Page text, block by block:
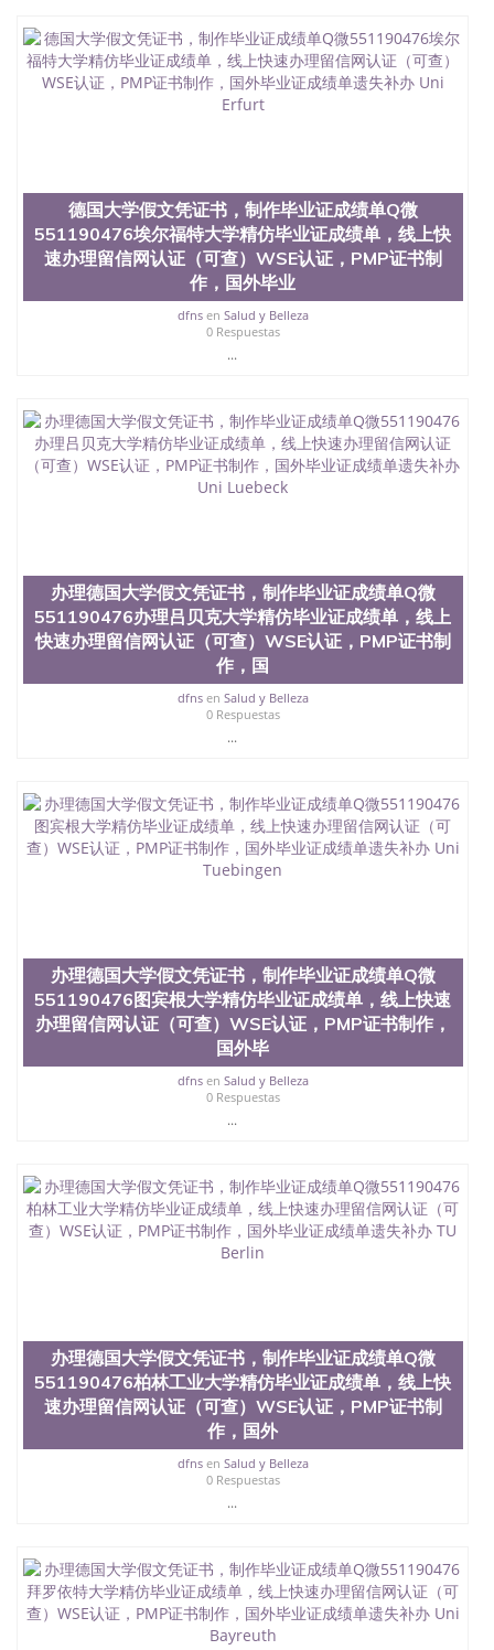
加拿大毕业证551190476申请学校办理假的毕业证成
绩单可以吗551190476哪里可以办理水印成绩单
551190476哪里可以修改成绩单GPA分数551190476
假毕业证能查出来吗551190476假文凭网上能查到吗
外毕业证外壳定制QQ微信551190476快速代办国外毕
业证QQ微信551190476快速拿到国外文凭QQ微信
551190476国外留学文凭认证QQ微信551190476国外
文凭回国认证QQ微信551190476泰国文凭办理QQ微
信551190476法国留学回国证明QQ微信551190476 国
外烫金照片QQ微信551190476外国文凭在中国有用吗
QQ微信551190476德国留学回国证明QQ微信
551190476爱尔兰留学回国证明QQ微信551190476国
外硕士文凭办理QQ微信551190476 网上买文凭可靠
551190476国外大学文凭真制作QQ微信551190476办
国外文凭可找工作QQ微信551190476国外大学有毕业
证QQ微信551190476办理国外毕业证价格QQ微信
551190476国外编号查询QQ微信551190476办理国外
证QQ微信551190476海外文凭认证办理QQ微信
551190476 圣何塞州立大学（San Jose State
University, 又译为“圣荷西州立大学”）成立于1857
年，简称SJSU，是加州历史悠久的大学之一，也是美
西地区的公立大学之一。位于圣何塞市San Jose中
心，占地154公顷。它是一所位于加利福尼亚州的著
名综合性公立大学，它以极高的就业率，全美名列前
茅的毕业薪资，浓厚的多元化学术氛围，杰出的本科
生前往求学。 至今，这是一所在世界上享有学术地
位、声誉、实习机会和影响力的高等教育机构，并获
誉为美国本科教育质量的核心代表。其计算机系与会
计系更是在当今美国大学教学排名中表现优异。其毕
业生大多可以在其所处地域的世界硅谷中心得到工作
都占据着加州所有大学中的地理位置。 圣何塞州立大
学座落于硅谷(Silicon Valley), 于附近的旧金山-圣何塞
地区为全美的重要科技中心。约有学生三万人，超过
134种学士学科和65个硕士学科，并有来自世界60余
国的学生来此就读。其有名的科系如计算机科学，电
子工程学，工商管理学，艺术设计，和航空学等，深
受性肯定及好评；而各种大学部和研究所的商学课程
4、电子图做好发给客户确认； 5、电子图确认好转成
品部做成品； 6、成品做好拍照或者视频确认再付余
款； 7、快递给客户（国内顺丰，国外DHL）。 三、
真实网上可查的证明材料 1、教育部学历学位认证，
留服真实存档可查，存档。 2、留学回国人员证明
院、地球及物质科学院、教育学院、工程学院、健康
与人类发展学院、信息工程与科学学院、人文学院、
护理学院、科学学院等。学校的教育学院排名在全美
前十名，工学院排名在前十五名，且继续攀升中。纽
约大学为学生们提供本科、硕士及博士学位。学校的
专业课程包括：会计学、MBA、财务、教育、建筑工
程、经济、医学、护理、文学、音乐、生物学、统计
学、美术、电子工程、天文学、农业、环境污染控
制、历史、电气工程、生物工程、建筑设计、工商管
销、机械工程、计算机科学、物理学、人工智能、商
科、金融专业 1、客户提供相关材料，确定客户办理
信息，给出操作方案； 2、补充毕业证成绩单等相关
材料； 3、留服注册申请账号，付定金； 4、预约递
德国大学假文凭证书，制作毕业证成绩单Q微
551190476埃尔福特大学精仿毕业证成绩单，线上快
速办理留信网认证（可查）WSE认证，PMP证书制
作，国外毕业
dfnsen Salud y Belleza
0 Respuestas
...
办理德国大学假文凭证书，制作毕业证成绩单Q微
551190476办理吕贝克大学精仿毕业证成绩单，线上
快速办理留信网认证（可查）WSE认证，PMP证书制
作，国
dfnsen Salud y Belleza
0 Respuestas
...
办理德国大学假文凭证书，制作毕业证成绩单Q微
551190476图宾根大学精仿毕业证成绩单，线上快速
办理留信网认证（可查）WSE认证，PMP证书制作，
国外毕
dfnsen Salud y Belleza
0 Respuestas
...
办理德国大学假文凭证书，制作毕业证成绩单Q微
551190476柏林工业大学精仿毕业证成绩单，线上快
速办理留信网认证（可查）WSE认证，PMP证书制
作，国外
dfnsen Salud y Belleza
0 Respuestas
...